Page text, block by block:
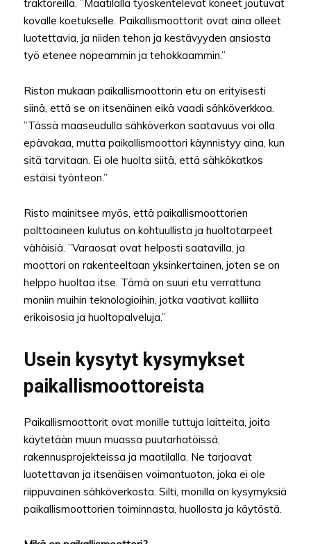
traktoreilla. ”Maatilalla työskentelevät koneet joutuvat
kovalle koetukselle. Paikallismoottorit ovat aina olleet
luotettavia, ja niiden tehon ja kestävyyden ansiosta
työ etenee nopeammin ja tehokkaammin.”
Riston mukaan paikallismoottorin etu on erityisesti
siinä, että se on itsenäinen eikä vaadi sähköverkkoa.
”Tässä maaseudulla sähköverkon saatavuus voi olla
epävakaa, mutta paikallismoottori käynnistyy aina, kun
sitä tarvitaan. Ei ole huolta siitä, että sähkökatkos
estäisi työnteon.”
Risto mainitsee myös, että paikallismoottorien
polttoaineen kulutus on kohtuullista ja huoltotarpeet
vähäisiä. ”Varaosat ovat helposti saatavilla, ja
moottori on rakenteeltaan yksinkertainen, joten se on
helppo huoltaa itse. Tämä on suuri etu verrattuna
moniin muihin teknologioihin, jotka vaativat kalliita
erikoisosia ja huoltopalveluja.”
Usein kysytyt kysymykset
paikallismoottoreista
Paikallismoottorit ovat monille tuttuja laitteita, joita
käytetään muun muassa puutarhatöissä,
rakennusprojekteissa ja maatilalla. Ne tarjoavat
luotettavan ja itsenäisen voimantuoton, joka ei ole
riippuvainen sähköverkosta. Silti, monilla on kysymyksiä
paikallismoottorien toiminnasta, huollosta ja käytöstä.